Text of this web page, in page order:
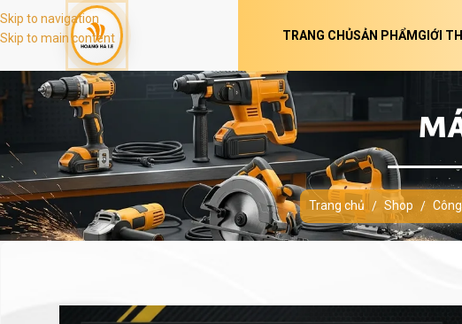
Skip to navigation
Skip to main content
TRANG CHỦSẢN PHẨMGIỚI
Trang chủ / Shop /